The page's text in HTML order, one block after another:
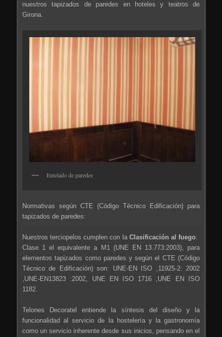
nuestros tapizados de paredes en hoteles y teatros de
Girona.
Entelado de paredes
Normativas según CTE (Código Técnico Edificación) para
tapizados de paredes:
Nuestros terciopelos cumplen con la Clasificación al fuego:
Clase 1 el equivalente a M1 (UNE EN 13.773:2003), para
elementos tapizados como paredes y según el CTE (Código
Técnico de Edificación) son: UNE-EN ISO ,11925-2: 2002
,UNE-EN13823 :2002, UNE EN ISO 1716 ,UNE EN ISO
1182.
Telones Decoratel entiende la síntesis del diseño y la
funcionalidad al servicio de la hostelería y la gastronomía
como un servicio inherente desde sus inicios, pensando en el